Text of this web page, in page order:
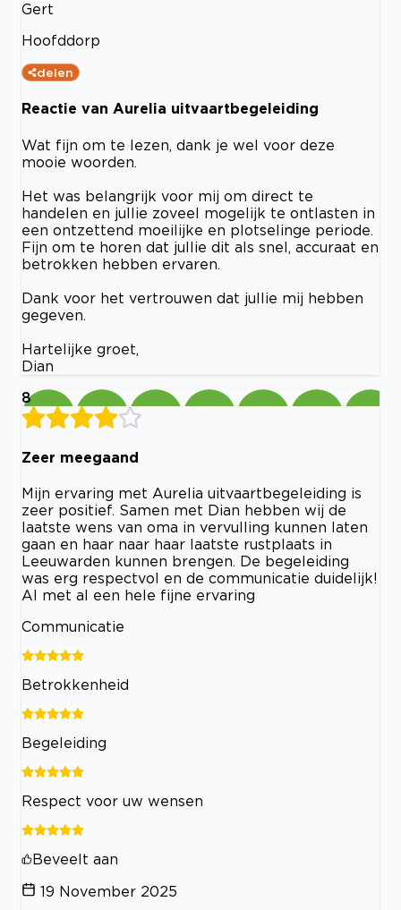
Gert
Hoofddorp
delen
Reactie van Aurelia uitvaartbegeleiding
Wat fijn om te lezen, dank je wel voor deze
mooie woorden.
Het was belangrijk voor mij om direct te
handelen en jullie zoveel mogelijk te ontlasten in
een ontzettend moeilijke en plotselinge periode.
Fijn om te horen dat jullie dit als snel, accuraat en
betrokken hebben ervaren.
Dank voor het vertrouwen dat jullie mij hebben
gegeven.
Hartelijke groet,
Dian
8
Zeer meegaand
Mijn ervaring met Aurelia uitvaartbegeleiding is
zeer positief. Samen met Dian hebben wij de
laatste wens van oma in vervulling kunnen laten
gaan en haar naar haar laatste rustplaats in
Leeuwarden kunnen brengen. De begeleiding
was erg respectvol en de communicatie duidelijk!
Al met al een hele fijne ervaring
Communicatie
Betrokkenheid
Begeleiding
Respect voor uw wensen
Beveelt aan
19 November 2025